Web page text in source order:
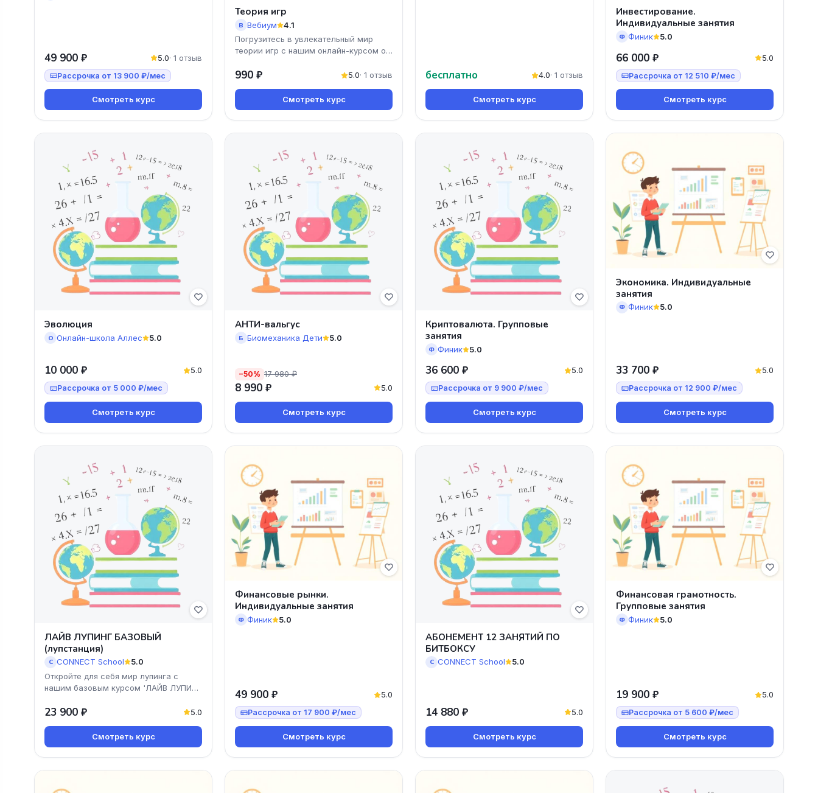
49 900 ₽ 5.0· 1 отзыв
Рассрочка от 13 900 ₽/мес
Смотреть курс
Теория игр
В Вебиум
4.1
Погрузитесь в увлекательный мир
теории игр с нашим онлайн-курсом от
стратегии принятия ре
990 ₽ 5.0· 1 отзыв
Смотреть курс
бесплатно 4.0· 1 отзыв
Смотреть курс
Инвестирование.
Индивидуальные занятия
Ф Финик 5.0
66 000 ₽ 5.0
Рассрочка от 12 510 ₽/мес
Смотреть курс
Эволюция
О Онлайн-школа Аллес 5.0
10 000 ₽ 5.0
Рассрочка от 5 000 ₽/мес
Смотреть курс
АНТИ-вальгус
Б Биомеханика Дети 5.0
−50% 17 980 ₽
8 990 ₽ 5.0
Смотреть курс
Криптовалюта. Групповые
занятия
Ф Финик 5.0
36 600 ₽ 5.0
Рассрочка от 9 900 ₽/мес
Смотреть курс
Экономика. Индивидуальные
занятия
Ф Финик 5.0
33 700 ₽ 5.0
Рассрочка от 12 900 ₽/мес
Смотреть курс
ЛАЙВ ЛУПИНГ БАЗОВЫЙ
(лупстанция)
C CONNECT School
5.0
Откройте для себя мир лупинга с
нашим базовым курсом 'ЛАЙВ ЛУПИНГ
Научитесь создавать уникаль
23 900 ₽ 5.0
Смотреть курс
Финансовые рынки.
Индивидуальные занятия
Ф Финик 5.0
49 900 ₽ 5.0
Рассрочка от 17 900 ₽/мес
Смотреть курс
АБОНЕМЕНТ 12 ЗАНЯТИЙ ПО
БИТБОКСУ
C CONNECT School 5.0
14 880 ₽ 5.0
Смотреть курс
Финансовая грамотность.
Групповые занятия
Ф Финик 5.0
19 900 ₽ 5.0
Рассрочка от 5 600 ₽/мес
Смотреть курс